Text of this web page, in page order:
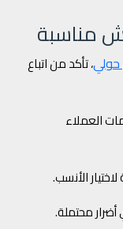
مناسبة
، تأكد من اتباع
العملاء
الأنسب.
محتملة.